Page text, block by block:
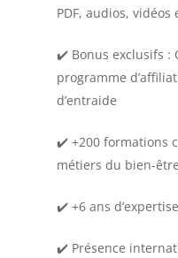
PDF, audios,
✔️ Bonus exclusifs :
programme
d’entraide
✔️ +200 formations
métiers du bien-être
✔️ +6 ans d’expertise
✔️ Présence